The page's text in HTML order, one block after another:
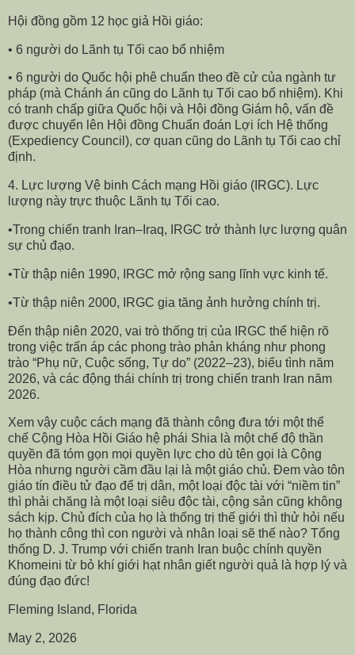
Hội đồng gồm 12 học giả Hồi giáo:
• 6 người do Lãnh tụ Tối cao bổ nhiệm
• 6 người do Quốc hội phê chuẩn theo đề cử của ngành tư
pháp (mà Chánh án cũng do Lãnh tụ Tối cao bổ nhiệm). Khi
có tranh chấp giữa Quốc hội và Hội đồng Giám hộ, vấn đề
được chuyển lên Hội đồng Chuẩn đoán Lợi ích Hệ thống
(Expediency Council), cơ quan cũng do Lãnh tụ Tối cao chỉ
định.
4. Lực lượng Vệ binh Cách mạng Hồi giáo (IRGC). Lực
lượng này trực thuộc Lãnh tụ Tối cao.
•Trong chiến tranh Iran–Iraq, IRGC trở thành lực lượng quân
sự chủ đạo.
•Từ thập niên 1990, IRGC mở rộng sang lĩnh vực kinh tế.
•Từ thập niên 2000, IRGC gia tăng ảnh hưởng chính trị.
Đến thập niên 2020, vai trò thống trị của IRGC thể hiện rõ
trong việc trấn áp các phong trào phản kháng như phong
trào “Phụ nữ, Cuộc sống, Tự do” (2022–23), biểu tình năm
2026, và các động thái chính trị trong chiến tranh Iran năm
2026.
Xem vậy cuộc cách mạng đã thành công đưa tới một thể
chế Cộng Hòa Hồi Giáo hệ phái Shia là một chế độ thần
quyền đã tóm gọn mọi quyền lực cho dù tên gọi là Cộng
Hòa nhưng người cầm đầu lại là một giáo chủ. Đem vào tôn
giáo tín điều tử đạo để trị dân, một loại độc tài với “niềm tin”
thì phải chăng là một loại siêu độc tài, cộng sản cũng không
sách kịp. Chủ đích của họ là thống trị thế giới thì thử hỏi nếu
họ thành công thì con người và nhân loại sẽ thế nào? Tổng
thống D. J. Trump với chiến tranh Iran buộc chính quyền
Khomeini từ bỏ khí giới hạt nhân giết người quả là hợp lý và
đúng đạo đức!
Fleming Island, Florida
May 2, 2026